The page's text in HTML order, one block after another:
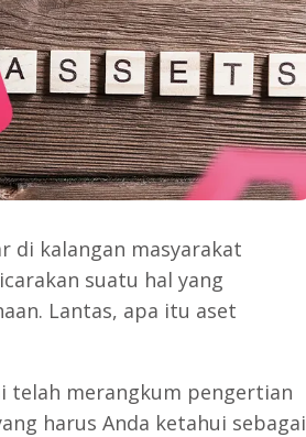
di kalangan masyarakat
suatu hal yang
Lantas, apa itu aset
telah merangkum pengertian
harus Anda ketahui sebagai